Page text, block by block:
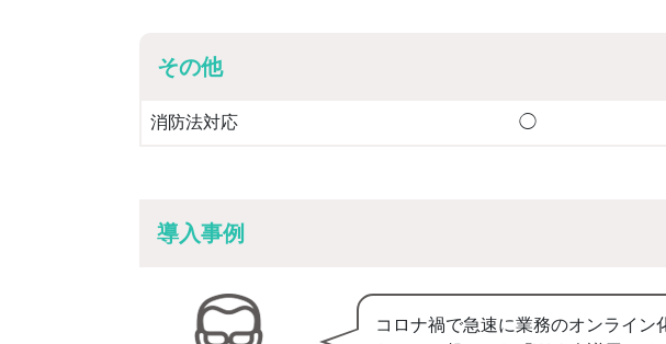
その他
消防法対応 ◯
導入事例
コロナ禍で急速に業務のオンライ